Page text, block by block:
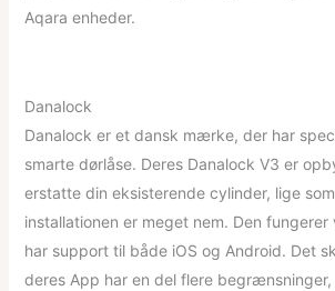
Aqara enheder.
Danalock
Danalock er et dansk mærke, der har
smarte dørlåse. Deres Danalock V3 er
erstatte din eksisterende cylinder, lige
installationen er meget nem. Den fungerer
har support til både iOS og Android. Det
deres App har en del flere